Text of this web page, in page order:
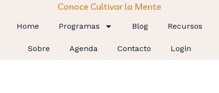
Conoce Cultivar la Mente
Home Programas Blog Recursos
Sobre Agenda Contacto Login